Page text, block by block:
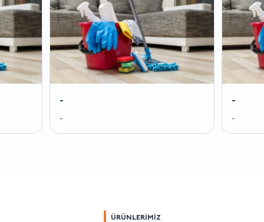
-
-
-
-
ÜRÜNLERİMİZ